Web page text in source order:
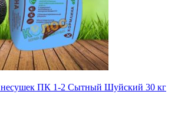
несушек ПК 1-2 Сытный Шуйский 30 кг